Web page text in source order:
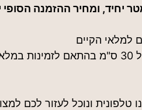
יחיד, ומחיר ההזמנה הסופי
למלאי הקיים
טלפונית ונוכל לעזור לכם